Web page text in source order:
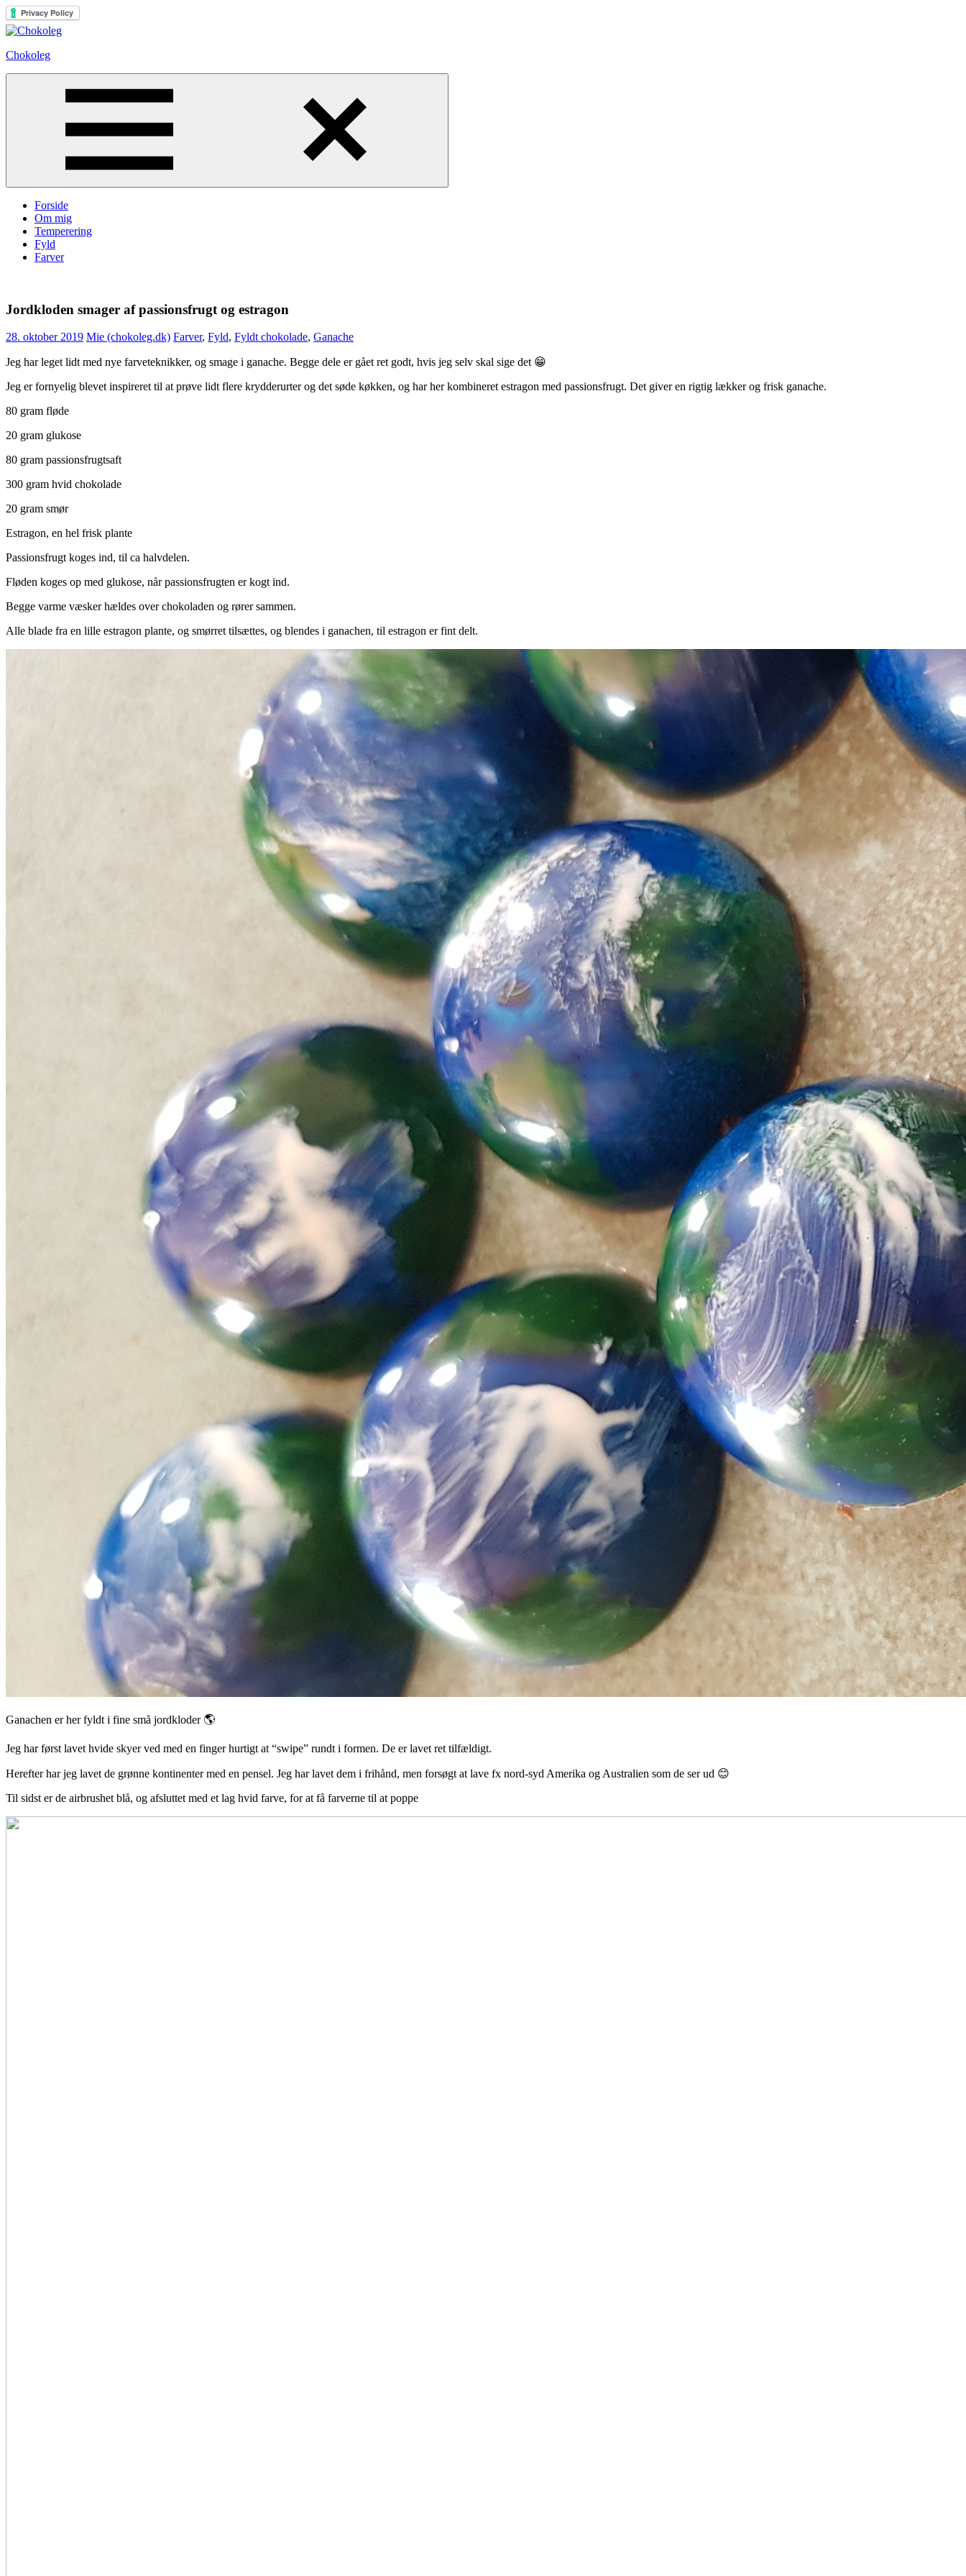
Skip
content
Chokoleg
Menu
Forside
Om mig
Temperering
Fyld
Farver
Jordkloden smager af passionsfrugt og estragon
28. oktober 2019 Mie (chokoleg.dk) Farver, Fyld, Fyldt chokolade, Ganache
Jeg har leget lidt med nye farveteknikker, og smage i ganache. Begge dele er gået ret godt, hvis jeg selv skal sige det 😁
Jeg er fornyelig blevet inspireret til at prøve lidt flere krydderurter og det søde køkken, og har her kombineret estragon med passionsfrugt. Det giver en rigtig lækker og frisk ganache.
80 gram fløde
20 gram glukose
80 gram passionsfrugtsaft
300 gram hvid chokolade
20 gram smør
Estragon, en hel frisk plante
Passionsfrugt koges ind, til ca halvdelen.
Fløden koges op med glukose, når passionsfrugten er kogt ind.
Begge varme væsker hældes over chokoladen og rører sammen.
Alle blade fra en lille estragon plante, og smørret tilsættes, og blendes i ganachen, til estragon er fint delt.
Ganachen er her fyldt i fine små jordkloder 🌎
Jeg har først lavet hvide skyer ved med en finger hurtigt at “swipe” rundt i formen. De er lavet ret tilfældigt.
Herefter har jeg lavet de grønne kontinenter med en pensel. Jeg har lavet dem i frihånd, men forsøgt at lave fx nord-syd Amerika og Australien som de ser ud 😊
Til sidst er de airbrushet blå, og afsluttet med et lag hvid farve, for at få farverne til at poppe